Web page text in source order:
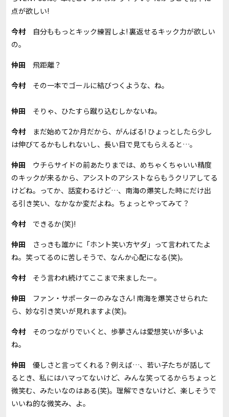
点が欲しい!
今村自分ももっとキック練習しよ! 裏返せるキック力が欲しい
の。
仲田 飛距離？
今村その一本でゴールに結びつくような、ね。
仲田 そりゃ、ひたすら蹴り込むしかないね。
今村まだ始めて2か月だから、がんばる! ひょっとしたら少し
は伸びてるかもしれないし、長い目で見てもらえると…。
仲田 ウチらサイドの前あたりまでは、めちゃくちゃいい精度
のキックが来るから、アシストのアシストならもうクリアしてる
けどね。ってか、話変わるけど…、南海の爆笑した時にだけ出
る引き笑い、なかなか変だよね。ちょっとやってみて？
今村できるか(笑)!
仲田 さっきも誰かに「ホント笑い方ヤダ」って言われてたよ
ね。笑ってるのに苦しそうで、なんか心配になる(笑)。
今村そう言われ続けてここまで来ましたー。
仲田 ファン・サポーターのみなさん! 南海を爆笑させられた
ら、妙な引き笑いが見れますよ(笑)。
今村そのつながりでいくと、歩夢さんは愛想笑いが多いよ
ね。
仲田 優しさと言ってくれる？例えば…、若い子たちが話して
るとき、私にはハマってないけど、みんな笑ってるからちょっと
微笑む、みたいなのはある(笑)。理解できないけど、楽しそうで
いいね的な微笑み、よ。